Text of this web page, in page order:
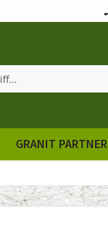
GRANIT